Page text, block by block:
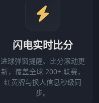
闪电实时比分
进球弹窗提醒、比分滚动更
新，覆盖全球 200+ 联赛，
红黄牌与换人信息秒级同
步。